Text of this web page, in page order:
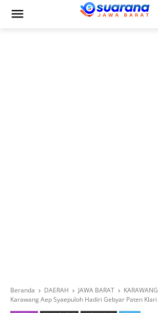
Beranda DAERAH JAWA BARAT KARAWANG
Karawang Aep Syaepuloh Hadiri Gebyar Paten Klari